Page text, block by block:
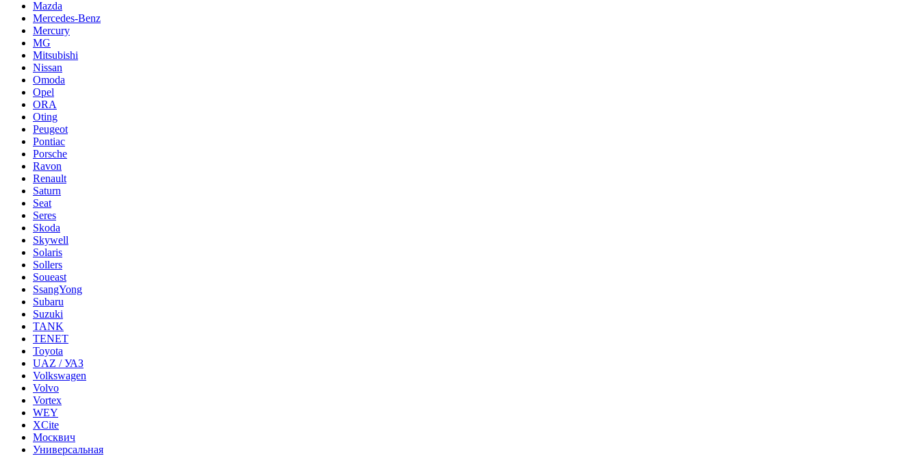
Mazda
Mercedes-Benz
Mercury
MG
Mitsubishi
Nissan
Omoda
Opel
ORA
Oting
Peugeot
Pontiac
Porsche
Ravon
Renault
Saturn
Seat
Seres
Skoda
Skywell
Solaris
Sollers
Soueast
SsangYong
Subaru
Suzuki
TANK
TENET
Toyota
UAZ / УАЗ
Volkswagen
Volvo
Vortex
WEY
XCite
Москвич
Универсальная